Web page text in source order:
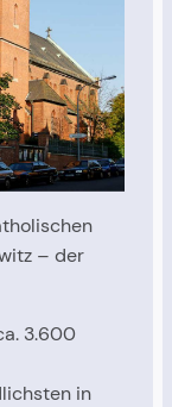
– der
3.600
in